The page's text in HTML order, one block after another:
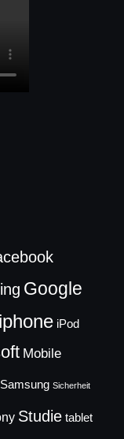
Google
iphone iPod
Mobile
Samsung Sicherheit
Studie tablet